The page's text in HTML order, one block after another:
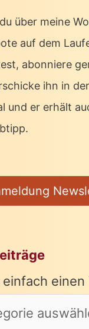
über meine
auf dem
abonniere
ihn in
und er erhält
einfach